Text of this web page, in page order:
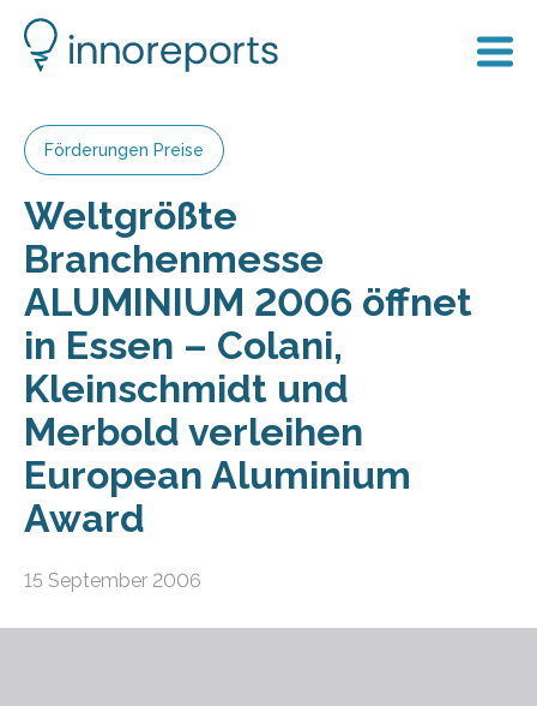
Förderungen Preise
Weltgrößte
Branchenmesse
ALUMINIUM 2006 öffnet
in Essen – Colani,
Kleinschmidt und
Merbold verleihen
European Aluminium
Award
15 September 2006